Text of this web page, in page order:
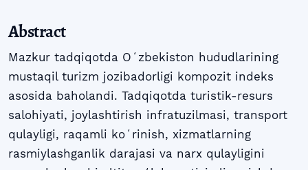
Abstract
Mazkur tadqiqotda Oʻzbekiston hududlarining
mustaqil turizm jozibadorligi kompozit indeks
asosida baholandi. Tadqiqotda turistik-resurs
salohiyati, joylashtirish infratuzilmasi, transport
qulayligi, raqamli koʻrinish, xizmatlarning
rasmiylashganlik darajasi va narx qulayligini